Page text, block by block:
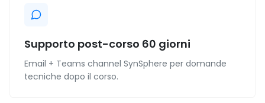
Supporto post-corso 60 giorni
Email + Teams channel SynSphere per domande
tecniche dopo il corso.